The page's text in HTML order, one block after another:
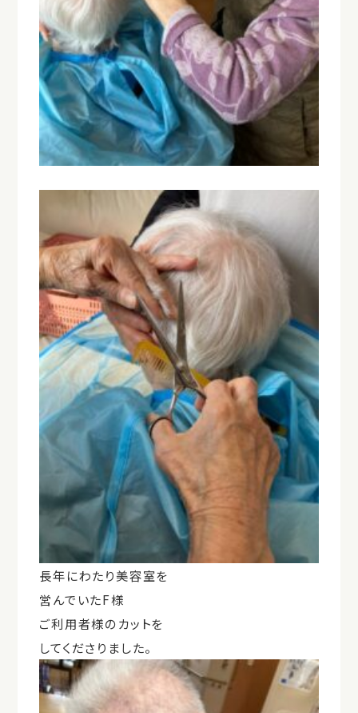
長年にわたり美容室を
営んでいたF様
ご利用者様のカットを
してくださりました。